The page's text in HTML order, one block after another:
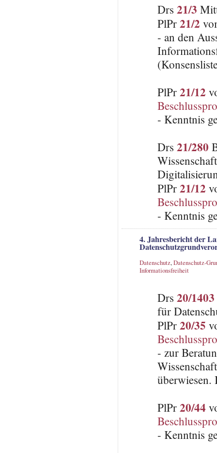
Drs 21/3
PlPr21/2
- an den
PlPr21/12
- Kenntnis
Drs 21/280
PlPr21/12
- Kenntnis
4. Jahresbericht der
Datenschutz,Datenschutz-
Informationsfreiheit
Drs 20/1403
für
PlPr20/35
- zur
überwiesen.
PlPr20/44
- Kenntnis